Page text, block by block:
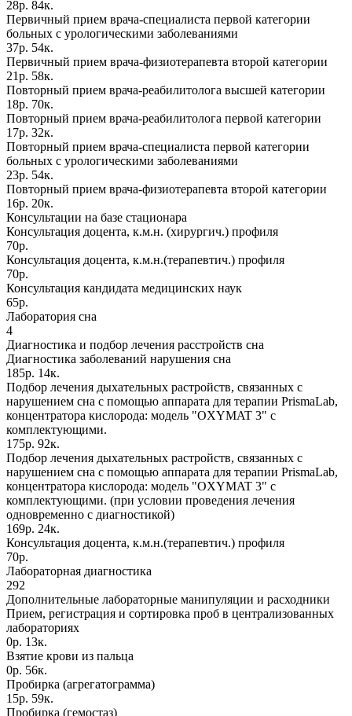
28р. 84к.
Первичный прием врача-специалиста первой категории
больных с урологическими заболеваниями
37р. 54к.
Первичный прием врача-физиотерапевта второй категории
21р. 58к.
Повторный прием врача-реабилитолога высшей категории
18р. 70к.
Повторный прием врача-реабилитолога первой категории
17р. 32к.
Повторный прием врача-специалиста первой категории
больных с урологическими заболеваниями
23р. 54к.
Повторный прием врача-физиотерапевта второй категории
16р. 20к.
Консультации на базе стационара
Консультация доцента, к.м.н. (хирургич.) профиля
70р.
Консультация доцента, к.м.н.(терапевтич.) профиля
70р.
Консультация кандидата медицинских наук
65р.
Лаборатория сна
4
Диагностика и подбор лечения расстройств сна
Диагностика заболеваний нарушения сна
185р. 14к.
Подбор лечения дыхательных растройств, связанных с
нарушением сна с помощью аппарата для терапии РrismaLab,
концентратора кислорода: модель "OXYMAT 3" с
комплектующими.
175р. 92к.
Подбор лечения дыхательных растройств, связанных с
нарушением сна с помощью аппарата для терапии РrismaLab,
концентратора кислорода: модель "OXYMAT 3" с
комплектующими. (при условии проведения лечения
одновременно с диагностикой)
169р. 24к.
Консультация доцента, к.м.н.(терапевтич.) профиля
70р.
Лабораторная диагностика
292
Дополнительные лабораторные манипуляции и расходники
Прием, регистрация и сортировка проб в централизованных
лабораториях
0р. 13к.
Взятие крови из пальца
0р. 56к.
Пробирка (агрегатограмма)
15р. 59к.
Пробирка (гемостаз)